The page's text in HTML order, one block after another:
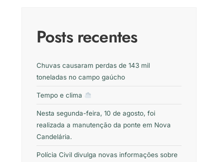
Posts recentes
Chuvas causaram perdas de 143 mil
toneladas no campo gaúcho
Tempo e clima
Nesta segunda-feira, 10 de agosto, foi
realizada a manutenção da ponte em Nova
Candelária.
Polícia Civil divulga novas informações sobre